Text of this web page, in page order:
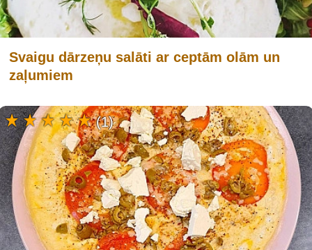
Svaigu dārzeņu salāti ar ceptām olām un
zaļumiem
(1)